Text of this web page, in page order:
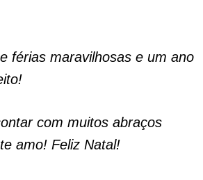
férias maravilhosas e um ano
com muitos abraços
amo! Feliz Natal!